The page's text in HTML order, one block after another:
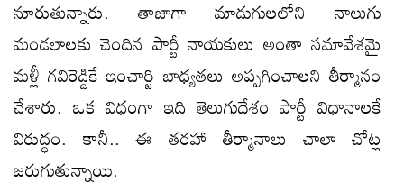
నూరుతున్నారు. తాజాగా మాడుగులలోని నాలుగు
మండలాలకు చెందిన పార్టీ నాయకులు అంతా సమావేశమై
మళ్లీ గవిరెడ్డికే ఇంచార్జి బాధ్యతలు అప్పగించాలని తీర్మానం
చేశారు. ఒక విధంగా ఇది తెలుగుదేశం పార్టీ విధానాలకే
విరుద్ధం. కానీ.. ఈ త‌ర‌హా తీర్మానాలు చాలా చోట్ల
జ‌రుగుతున్నాయి.